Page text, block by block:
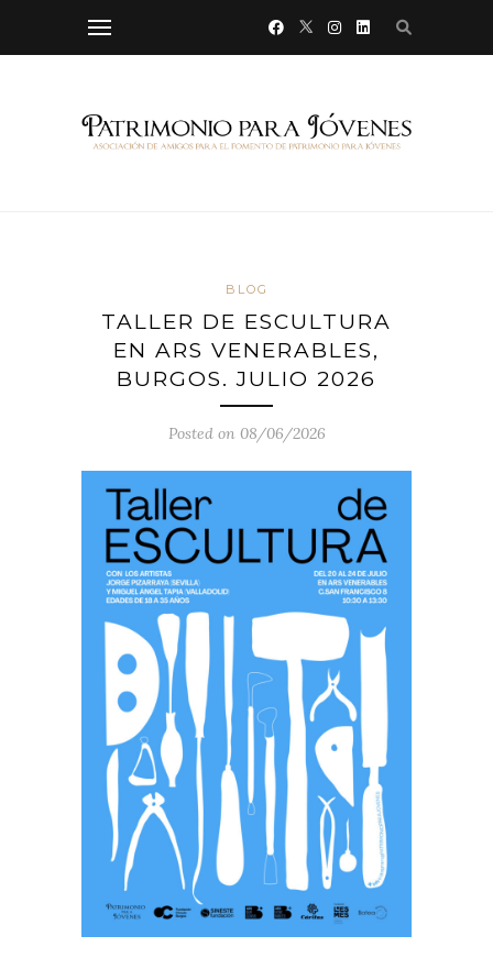
BLOG
TALLER DE ESCULTURA
EN ARS VENERABLES,
BURGOS. JULIO 2026
Posted on 08/06/2026